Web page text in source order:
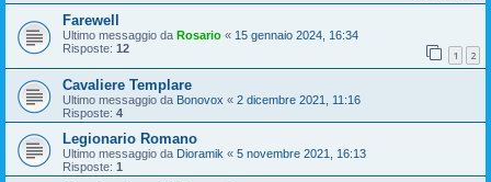
Farewell
Ultimo messaggio da Rosario « 15 gennaio 2024, 16:34
Risposte: 12 1 2
Cavaliere Templare
Ultimo messaggio da Bonovox « 2 dicembre 2021, 11:16
Risposte: 4
Legionario Romano
Ultimo messaggio da Dioramik « 5 novembre 2021, 16:13
Risposte: 1